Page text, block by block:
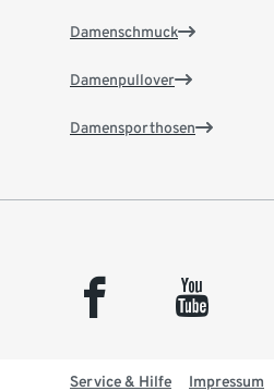
Damenschmuck
Damenpullover
Damensporthosen
facebook youtube
Service & Hilfe Impressum